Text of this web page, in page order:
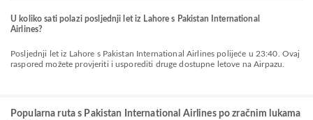
U koliko sati polazi posljednji let iz Lahore s Pakistan International
Airlines?
Posljednji let iz Lahore s Pakistan International Airlines polijeće u 23:40. Ovaj
raspored možete provjeriti i usporediti druge dostupne letove na Airpazu.
Popularna ruta s Pakistan International Airlines po zračnim lukama